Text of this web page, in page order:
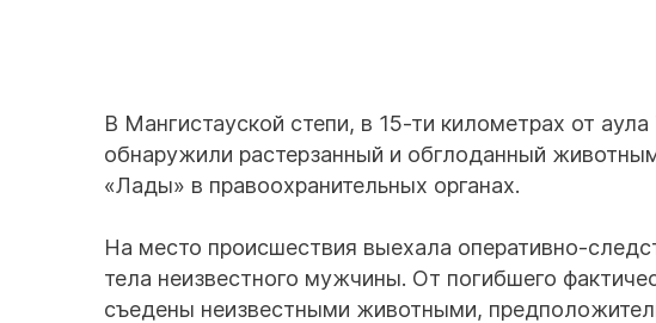
В Мангистауской степи, в 15-ти километрах от
обнаружили растерзанный и обглоданный
«Лады» в правоохранительных органах.
На место происшествия выехала оперативно-
тела неизвестного мужчины. От погибшего
съедены неизвестными животными,